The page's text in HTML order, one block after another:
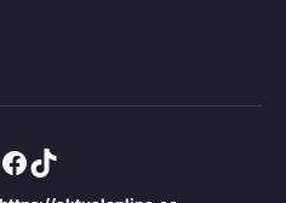
Facebook
TikTok